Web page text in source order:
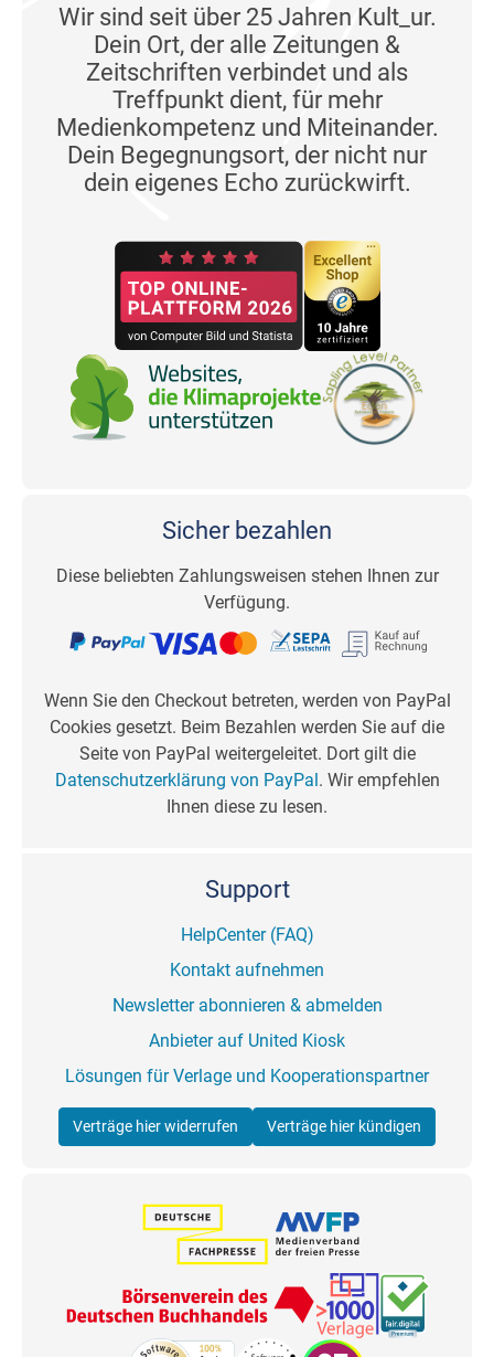
Wir sind seit über 25 Jahren Kult_ur.
Dein Ort, der alle Zeitungen &
Zeitschriften verbindet und als
Treffpunkt dient, für mehr
Medienkompetenz und Miteinander.
Dein Begegnungsort, der nicht nur
dein eigenes Echo zurückwirft.
Sicher bezahlen
Diese beliebten Zahlungsweisen stehen Ihnen zur
Verfügung.
Wenn Sie den Checkout betreten, werden von PayPal
Cookies gesetzt. Beim Bezahlen werden Sie auf die
Seite von PayPal weitergeleitet. Dort gilt die
Datenschutzerklärung von PayPal. Wir empfehlen
Ihnen diese zu lesen.
Support
HelpCenter (FAQ)
Kontakt aufnehmen
Newsletter abonnieren & abmelden
Anbieter auf United Kiosk
Lösungen für Verlage und Kooperationspartner
Verträge hier widerrufen Verträge hier kündigen